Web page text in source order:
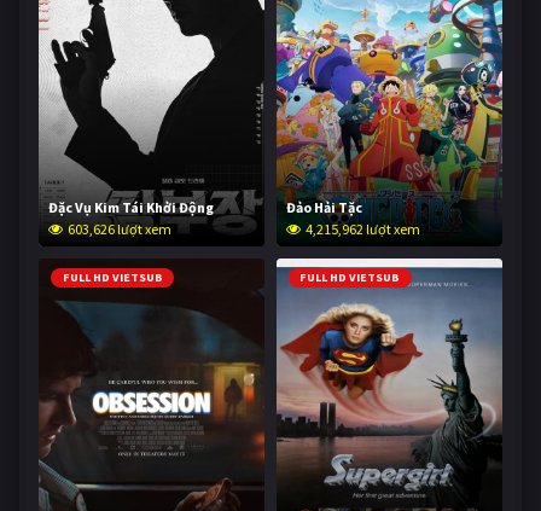
Đặc Vụ Kim Tái Khởi Động
603,626 lượt xem
Đảo Hải Tặc
4,215,962 lượt xem
FULL HD VIETSUB FULL HD VIETSUB